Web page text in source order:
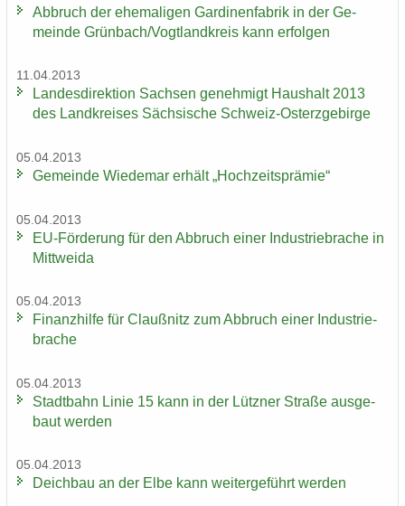
Ab­bruch der ehe­ma­li­gen Gar­di­nen­fa­brik in der Ge­
mein­de Grün­bach/Vogt­land­kreis kann er­fol­gen
11.04.2013
Lan­des­di­rek­ti­on Sach­sen ge­neh­migt Haus­halt 2013
des Land­krei­ses Säch­si­sche Schweiz-​Osterzgebirge
05.04.2013
Ge­mein­de Wie­de­mar er­hält „Hoch­zeits­prä­mie“
05.04.2013
EU-​Förderung für den Ab­bruch einer In­dus­trie­bra­che in
Mitt­wei­da
05.04.2013
Fi­nanz­hil­fe für Clau­ß­nitz zum Ab­bruch einer In­dus­trie­
bra­che
05.04.2013
Stadt­bahn Linie 15 kann in der Lütz­ner Stra­ße aus­ge­
baut wer­den
05.04.2013
Deich­bau an der Elbe kann wei­ter­ge­führt wer­den